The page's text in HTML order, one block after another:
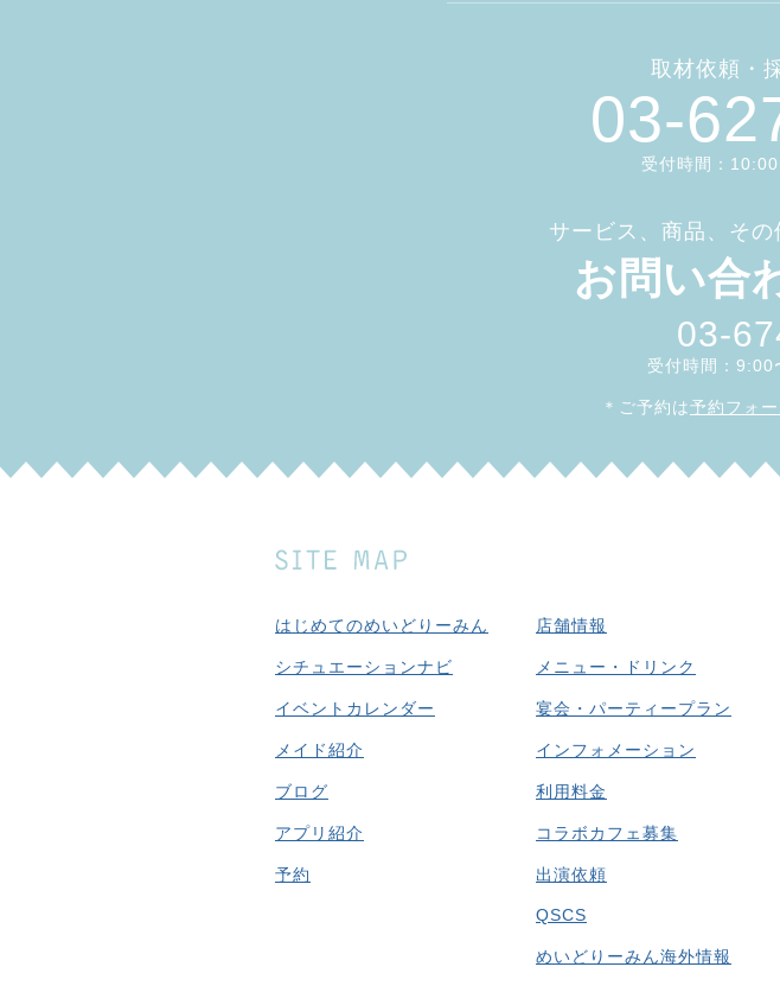
取材依頼・
03-
受付時間：
サービス、商品、そ
お問い合
03-
受付時間：9:00
＊ご予約は予約フォー
はじめてのめいどりーみん
シチュエーションナビ
イベントカレンダー
メイド紹介
ブログ
アプリ紹介
予約
店舗情報
メニュー・ドリンク
宴会・パーティープラン
インフォメーション
利用料金
コラボカフェ募集
出演依頼
QSCS
めいどりーみん海外情報